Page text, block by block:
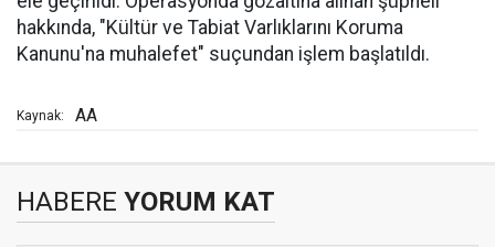
hakkında, "Kültür ve Tabiat Varlıklarını Koruma
Kanunu'na muhalefet" suçundan işlem başlatıldı.
Kaynak: AA
HABERE YORUM KAT